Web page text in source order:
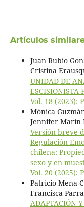
Artículos
Juan Rubio
Cristina
UNIDAD DE
ESCISIONISTA
Vol. 18 (2023):
Mónica
Jennifer Marín
Versión breve
Regulación
chilena:
sexo y en
Vol. 20 (2025):
Patricio Mena-
Francisca
ADAPTACIÓN